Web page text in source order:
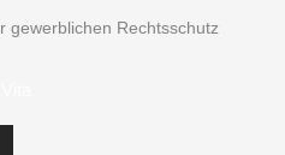
gewerblichen Rechtsschutz